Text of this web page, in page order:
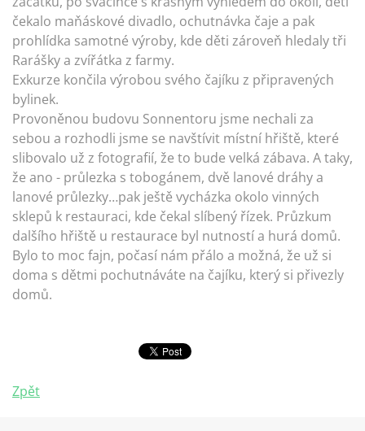
čekalo maňáskové divadlo, ochutnávka čaje a pak
prohlídka samotné výroby, kde děti zároveň hledaly tři
Rarášky a zvířátka z farmy.
Exkurze končila výrobou svého čajíku z připravených
bylinek.
Provoněnou budovu Sonnentoru jsme nechali za
sebou a rozhodli jsme se navštívit místní hřiště, které
slibovalo už z fotografií, že to bude velká zábava. A taky,
že ano - průlezka s tobogánem, dvě lanové dráhy a
lanové průlezky…pak ještě vycházka okolo vinných
sklepů k restauraci, kde čekal slíbený řízek. Průzkum
dalšího hřiště u restaurace byl nutností a hurá domů.
Bylo to moc fajn, počasí nám přálo a možná, že už si
doma s dětmi pochutnáváte na čajíku, který si přivezly
domů.
Zpět